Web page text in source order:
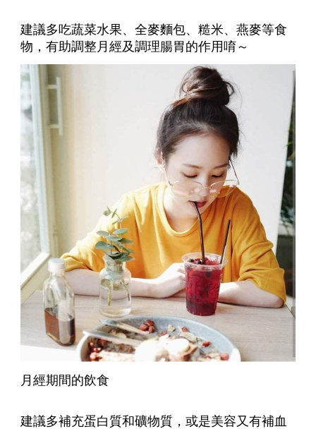
建議多吃蔬菜水果、全麥麵包、糙米、燕麥等食
物，有助調整月經及調理腸胃的作用唷～
月經期間的飲食
建議多補充蛋白質和礦物質，或是美容又有補血